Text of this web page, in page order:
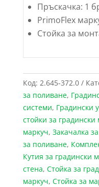
Пръскачка: 1
PrimoFlex
Стойка за
Код: 2.645-372.0
за поливане,
системи, Градински
стойки за градински
маркуч, Закачалка
за поливане,
Кутия за градински
стена, Стойка за
маркуч, Стойка за